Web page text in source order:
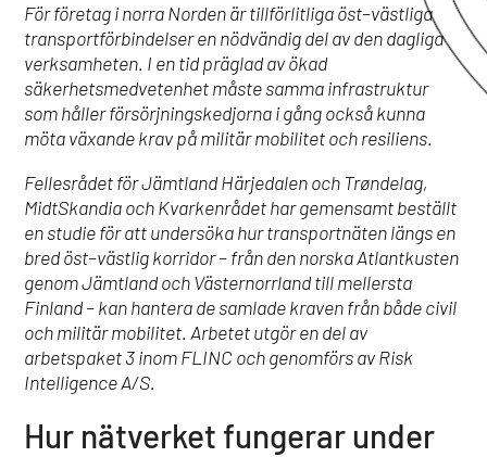
För företag i norra Norden är tillförlitliga öst–västliga
transportförbindelser en nödvändig del av den dagliga
verksamheten. I en tid präglad av ökad
säkerhetsmedvetenhet måste samma infrastruktur
som håller försörjningskedjorna i gång också kunna
möta växande krav på militär mobilitet och resiliens.
Fellesrådet för Jämtland Härjedalen och Trøndelag,
MidtSkandia och Kvarkenrådet har gemensamt beställt
en studie för att undersöka hur transportnäten längs en
bred öst–västlig korridor – från den norska Atlantkusten
genom Jämtland och Västernorrland till mellersta
Finland – kan hantera de samlade kraven från både civil
och militär mobilitet. Arbetet utgör en del av
arbetspaket 3 inom FLINC och genomförs av Risk
Intelligence A/S.
Hur nätverket fungerar under